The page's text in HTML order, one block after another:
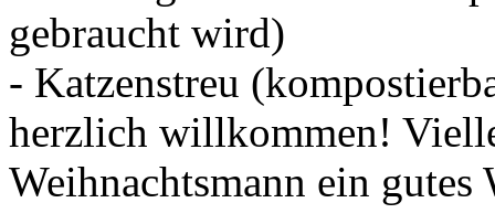
gebraucht wird)
- Katzenstreu
herzlich willkommen!
Weihnachtsmann ein